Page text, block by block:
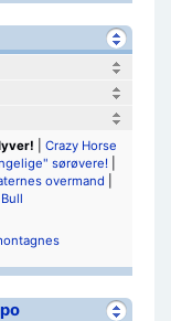
Crazy Horse
sørøvere!|
overmand